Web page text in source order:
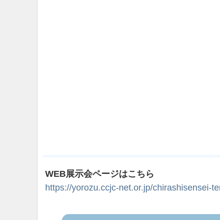
WEB展示会ページはこちら
https://yorozu.ccjc-net.or.jp/chirashisensei-